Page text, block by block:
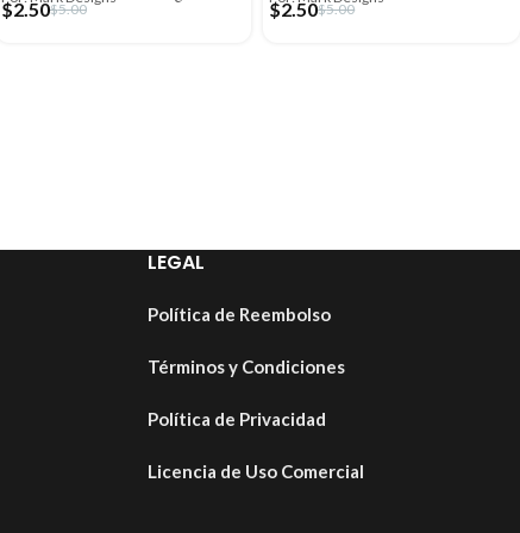
$5.00
$2.50 $5.00
$2.50
LEGAL
Política de Reembolso
Términos y Condiciones
Política de Privacidad
Licencia de Uso Comercial